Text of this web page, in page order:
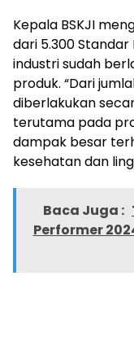
Kepala BSKJI
dari 5.300 Standar
industri sudah
produk. “Dari
diberlakukan
terutama pada
dampak besar
kesehatan dan
Baca Juga :
Performer